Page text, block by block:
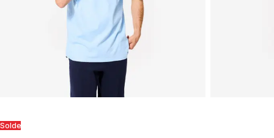
Solde